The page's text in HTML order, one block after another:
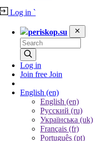
Log in `
periskop.su
Log in
Join free Join
English (en)
English (en)
Русский (ru)
Українська (uk)
Français (fr)
Português (pt)